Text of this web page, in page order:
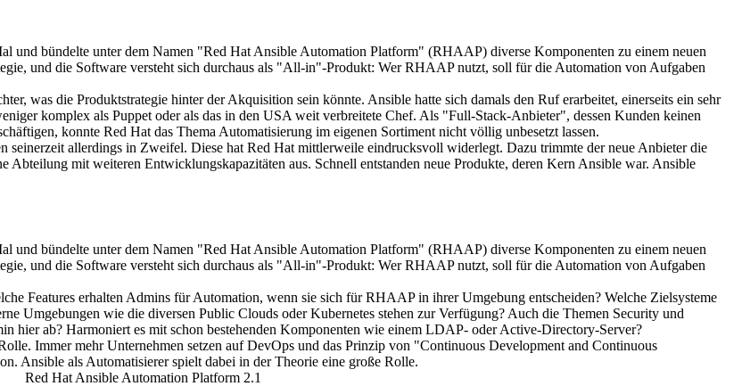
und bündelte unter dem Namen "Red Hat Ansible Automation Platform" (RHAAP) diverse Komponenten zu einem neuen
und die Software versteht sich durchaus als "All-in"-Produkt: Wer RHAAP nutzt, soll für die Automation von Aufgaben
was die Produktstrategie hinter der Akquisition sein könnte. Ansible hatte sich damals den Ruf erarbeitet, einerseits ein sehr
komplex als Puppet oder als das in den USA weit verbreitete Chef. Als "Full-Stack-Anbieter", dessen Kunden keinen
konnte Red Hat das Thema Automatisierung im eigenen Sortiment nicht völlig unbesetzt lassen.
seinerzeit allerdings in Zweifel. Diese hat Red Hat mittlerweile eindrucksvoll widerlegt. Dazu trimmte der neue Anbieter die
Abteilung mit weiteren Entwicklungskapazitäten aus. Schnell entstanden neue Produkte, deren Kern Ansible war. Ansible
und bündelte unter dem Namen "Red Hat Ansible Automation Platform" (RHAAP) diverse Komponenten zu einem neuen
und die Software versteht sich durchaus als "All-in"-Produkt: Wer RHAAP nutzt, soll für die Automation von Aufgaben
Features erhalten Admins für Automation, wenn sie sich für RHAAP in ihrer Umgebung entscheiden? Welche Zielsysteme
Umgebungen wie die diversen Public Clouds oder Kubernetes stehen zur Verfügung? Auch die Themen Security und
ab? Harmoniert es mit schon bestehenden Komponenten wie einem LDAP- oder Active-Directory-Server?
Immer mehr Unternehmen setzen auf DevOps und das Prinzip von "Continuous Development and Continuous
Ansible als Automatisierer spielt dabei in der Theorie eine große Rolle.
Red Hat Ansible Automation Platform 2.1